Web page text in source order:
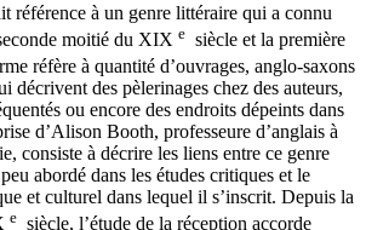
référence à un genre littéraire qui a connu
moitié du XIX e siècle et la première
réfère à quantité d’ouvrages, anglo-saxons
décrivent des pèlerinages chez des auteurs,
ou encore des endroits dépeints dans
d’Alison Booth, professeure d’anglais à
consiste à décrire les liens entre ce genre
abordé dans les études critiques et le
et culturel dans lequel il s’inscrit. Depuis la
e siècle, l’étude de la réception accorde